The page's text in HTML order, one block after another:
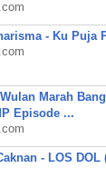
- Ku Puja
Marah
Episode ...
- LOS